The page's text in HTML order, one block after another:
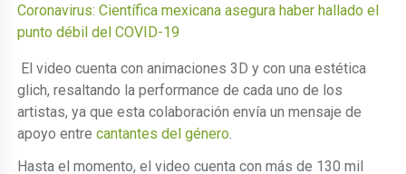
Coronavirus: Científica mexicana asegura haber hallado el
punto débil del COVID-19
El video cuenta con animaciones 3D y con una estética
glich, resaltando la performance de cada uno de los
artistas, ya que esta colaboración envía un mensaje de
apoyo entrecantantes del género
Hasta el momento, el video cuenta con más de 130 mil